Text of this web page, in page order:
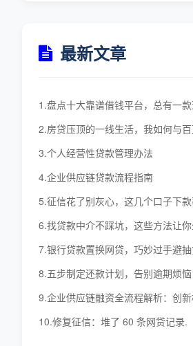
最新文章
1.盘点十大靠谱借钱平台，总有一
2.房贷压顶的一线生活，我如何与
3.个人经营性贷款管理办法
4.企业供应链贷款流程指南
5.征信花了别灰心，这几个口子下
6.找贷款中介不踩坑，这些方法让
7.银行贷款置换网贷，巧妙过手避
8.五步制定还款计划，告别逾期烦恼
9.企业供应链融资全流程解析：创
10.修复征信：堆了 60 条网贷记录.